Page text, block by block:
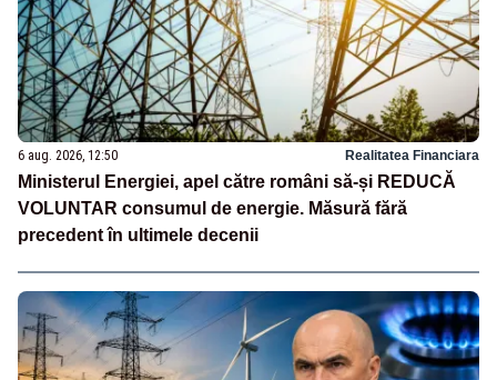
6 aug. 2026, 12:50 Realitatea Financiara
Ministerul Energiei, apel către români să-și REDUCĂ
VOLUNTAR consumul de energie. Măsură fără
precedent în ultimele decenii